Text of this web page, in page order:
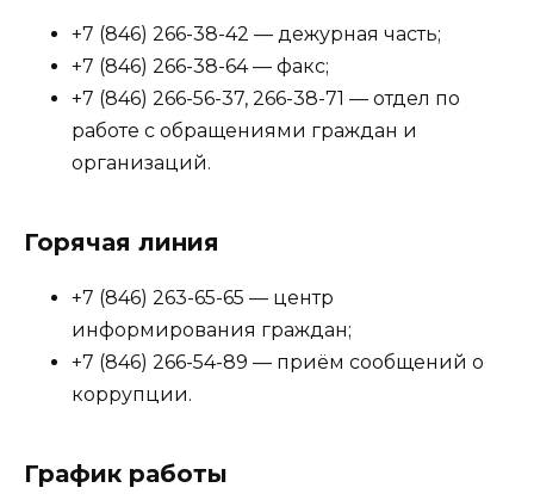
+7 (846) 266-38-42 — дежурная часть;
+7 (846) 266-38-64 — факс;
+7 (846) 266-56-37, 266-38-71 — отдел по
работе с обращениями граждан и
организаций.
Горячая линия
+7 (846) 263-65-65 — центр
информирования граждан;
+7 (846) 266-54-89 — приём сообщений о
коррупции.
График работы